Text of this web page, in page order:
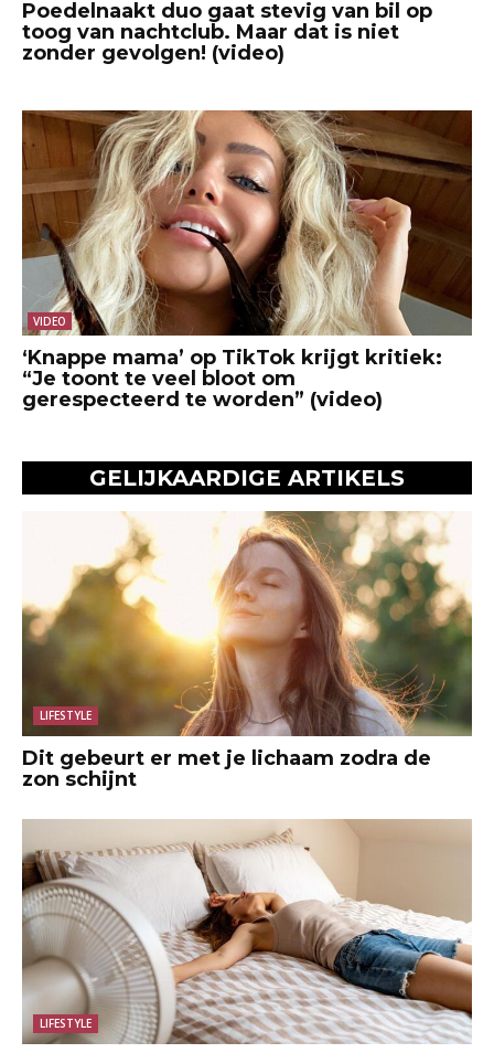
Poedelnaakt duo gaat stevig van bil op
toog van nachtclub. Maar dat is niet
zonder gevolgen! (video)
VIDEO
‘Knappe mama’ op TikTok krijgt kritiek:
“Je toont te veel bloot om
gerespecteerd te worden” (video)
GELIJKAARDIGE ARTIKELS
LIFESTYLE
Dit gebeurt er met je lichaam zodra de
zon schijnt
LIFESTYLE